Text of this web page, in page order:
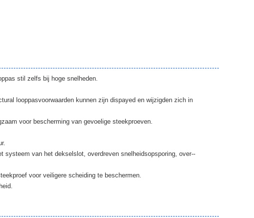
stil zelfs bij hoge snelheden.
looppasvoorwaarden kunnen zijn dispayed en wijzigden zich in
voor bescherming van gevoelige steekproeven.
systeem van het dekselslot, overdreven snelheidsopsporing, over--
voor veiligere scheiding te beschermen.